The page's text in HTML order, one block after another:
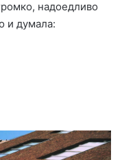
надоедливо
и думала: